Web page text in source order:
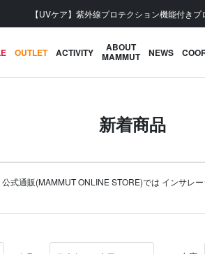
【UVケア】紫外線プロテクション機能付きプ
OUTLET ACTIVITY ABOUT
MAMMUT NEWS
新着商品
式通販(MAMMUT ONLINE STORE)では インサレ